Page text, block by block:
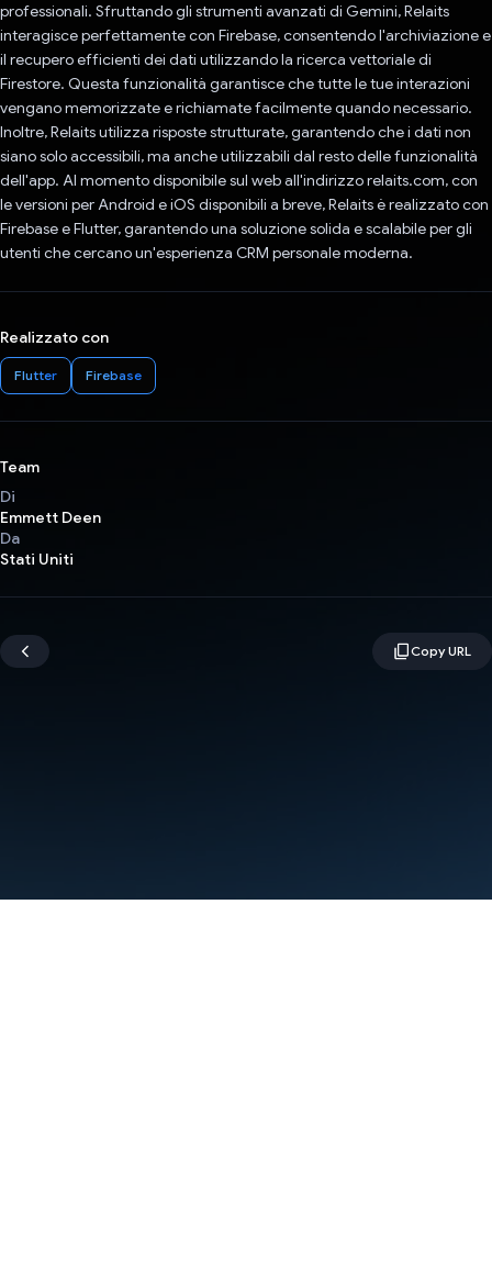
professionali. Sfruttando gli strumenti avanzati di Gemini, Relaits
interagisce perfettamente con Firebase, consentendo l'archiviazione e
il recupero efficienti dei dati utilizzando la ricerca vettoriale di
Firestore. Questa funzionalità garantisce che tutte le tue interazioni
vengano memorizzate e richiamate facilmente quando necessario.
Inoltre, Relaits utilizza risposte strutturate, garantendo che i dati non
siano solo accessibili, ma anche utilizzabili dal resto delle funzionalità
dell'app. Al momento disponibile sul web all'indirizzo relaits.com, con
le versioni per Android e iOS disponibili a breve, Relaits è realizzato con
Firebase e Flutter, garantendo una soluzione solida e scalabile per gli
utenti che cercano un'esperienza CRM personale moderna.
Realizzato con
Flutter Firebase
Team
Di
Emmett Deen
Da
Stati Uniti